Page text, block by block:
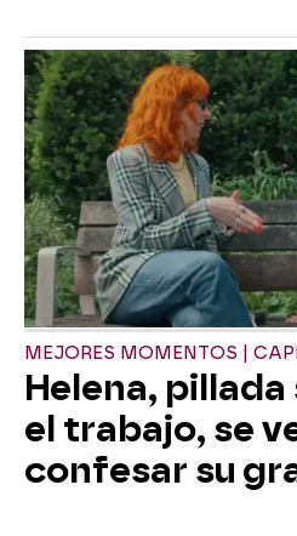
MEJORES MOMENTOS |
Helena,
el trabajo, se
confesar su